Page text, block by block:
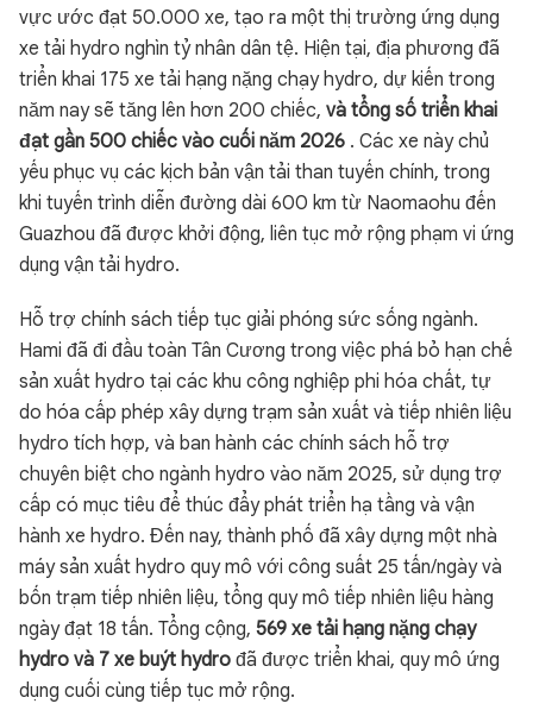
vực ước đạt 50.000 xe, tạo ra một thị trường ứng dụng
xe tải hydro nghìn tỷ nhân dân tệ. Hiện tại, địa phương đã
triển khai 175 xe tải hạng nặng chạy hydro, dự kiến trong
năm nay sẽ tăng lên hơn 200 chiếc, và tổng số triển khai
đạt gần 500 chiếc vào cuối năm 2026 . Các xe này chủ
yếu phục vụ các kịch bản vận tải than tuyến chính, trong
khi tuyến trình diễn đường dài 600 km từ Naomaohu đến
Guazhou đã được khởi động, liên tục mở rộng phạm vi ứng
dụng vận tải hydro.
Hỗ trợ chính sách tiếp tục giải phóng sức sống ngành.
Hami đã đi đầu toàn Tân Cương trong việc phá bỏ hạn chế
sản xuất hydro tại các khu công nghiệp phi hóa chất, tự
do hóa cấp phép xây dựng trạm sản xuất và tiếp nhiên liệu
hydro tích hợp, và ban hành các chính sách hỗ trợ
chuyên biệt cho ngành hydro vào năm 2025, sử dụng trợ
cấp có mục tiêu để thúc đẩy phát triển hạ tầng và vận
hành xe hydro. Đến nay, thành phố đã xây dựng một nhà
máy sản xuất hydro quy mô với công suất 25 tấn/ngày và
bốn trạm tiếp nhiên liệu, tổng quy mô tiếp nhiên liệu hàng
ngày đạt 18 tấn. Tổng cộng, 569 xe tải hạng nặng chạy
hydro và 7 xe buýt hydro đã được triển khai, quy mô ứng
dụng cuối cùng tiếp tục mở rộng.